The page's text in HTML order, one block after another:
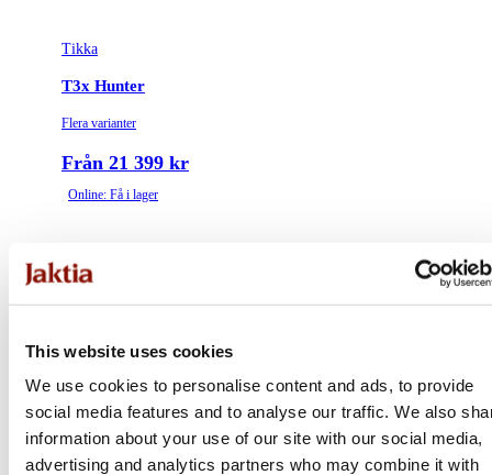
This website uses cookies
We use cookies to personalise content and ads, to provide
social media features and to analyse our traffic. We also
information about your use of our site with our social media,
advertising and analytics partners who may combine it with
Tikka
T3x Hunter
Flera varianter
Från 21 399 kr
Online: Få i lager